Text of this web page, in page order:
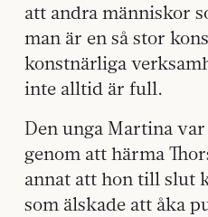
att andra människor
man är en så stor
konstnärliga
inte alltid är full.
Den unga Martina
genom att härma
annat att hon till slut
som älskade att åka